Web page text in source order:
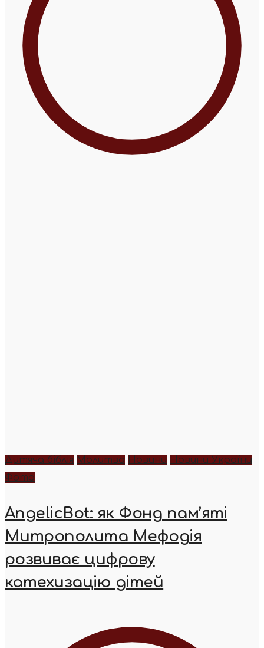
Дитяча біблія Молитва Новини Новини України
Фото
AngelicBot: як Фонд пам’яті
Митрополита Мефодія
розвиває цифрову
катехизацію дітей